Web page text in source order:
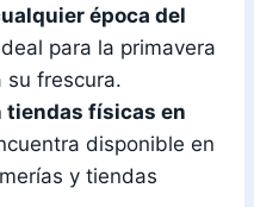
época del
para la primavera
su frescura.
tiendas físicas en
disponible en
y tiendas